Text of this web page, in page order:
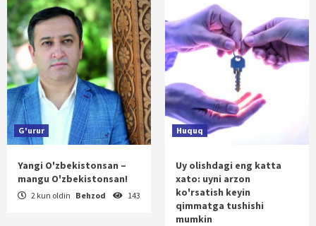
G'urur
Yangi O'zbekistonsan –
mangu O'zbekistonsan!
2 kun oldin Behzod 143
Huquq
Uy olishdagi eng katta
xato: uyni arzon
ko'rsatish keyin
qimmatga tushishi
mumkin